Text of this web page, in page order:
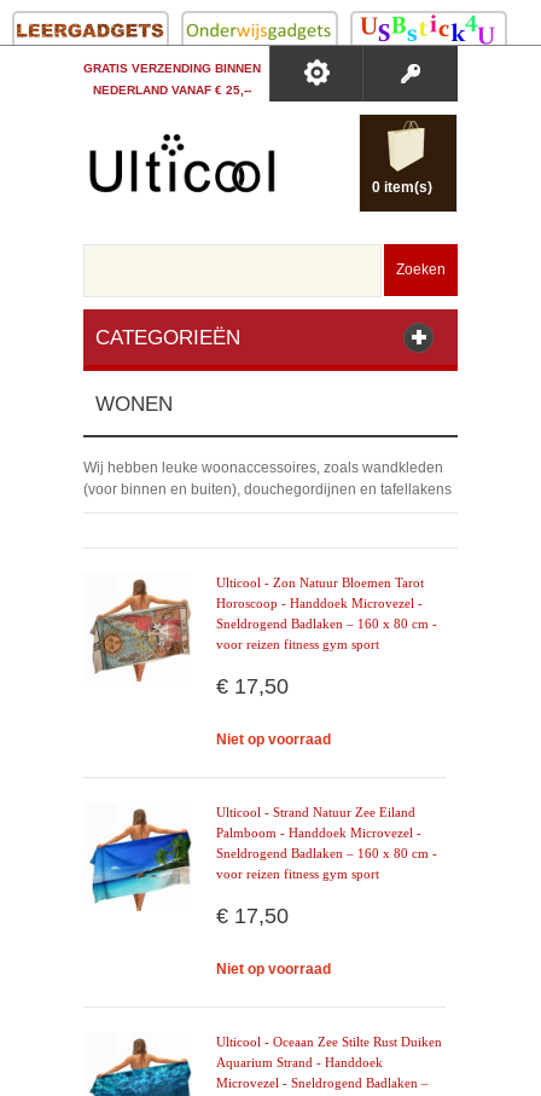
GRATIS VERZENDING BINNEN
NEDERLAND VANAF € 25,--
0 item(s)
Zoeken
CATEGORIEËN
WONEN
Wij hebben leuke woonaccessoires, zoals wandkleden
(voor binnen en buiten), douchegordijnen en tafellakens
Ulticool - Zon Natuur Bloemen Tarot
Horoscoop - Handdoek Microvezel -
Sneldrogend Badlaken – 160 x 80 cm -
voor reizen fitness gym sport
€ 17,50
Niet op voorraad
Ulticool - Strand Natuur Zee Eiland
Palmboom - Handdoek Microvezel -
Sneldrogend Badlaken – 160 x 80 cm -
voor reizen fitness gym sport
€ 17,50
Niet op voorraad
Ulticool - Oceaan Zee Stilte Rust Duiken
Aquarium Strand - Handdoek
Microvezel - Sneldrogend Badlaken –